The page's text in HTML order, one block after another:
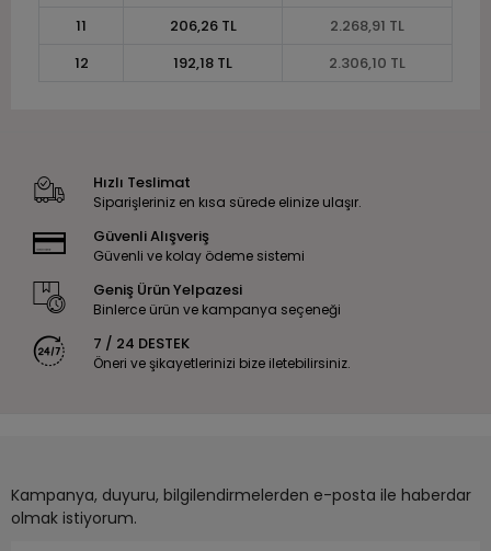
11
206,26 TL
2.268,91 TL
12
192,18 TL 2.306,10 TL
Hızlı Teslimat
Siparişleriniz en kısa sürede elinize ulaşır.
Güvenli Alışveriş
Güvenli ve kolay ödeme sistemi
Geniş Ürün Yelpazesi
Binlerce ürün ve kampanya seçeneği
7 / 24 DESTEK
Öneri ve şikayetlerinizi bize iletebilirsiniz.
Kampanya, duyuru, bilgilendirmelerden e-posta ile haberdar
olmak istiyorum.